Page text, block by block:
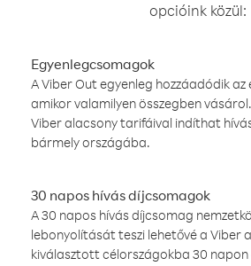
opcióink közül:
Egyenlegcsomagok
A Viber Out egyenleg hozzáadódik az
amikor valamilyen összegben
Viber alacsony tarifáival indíthat
bármely országába.
30 napos hívás díjcsomagok
A 30 napos hívás díjcsomag
lebonyolítását teszi lehetővé a Viber
kiválasztott célországokba 30